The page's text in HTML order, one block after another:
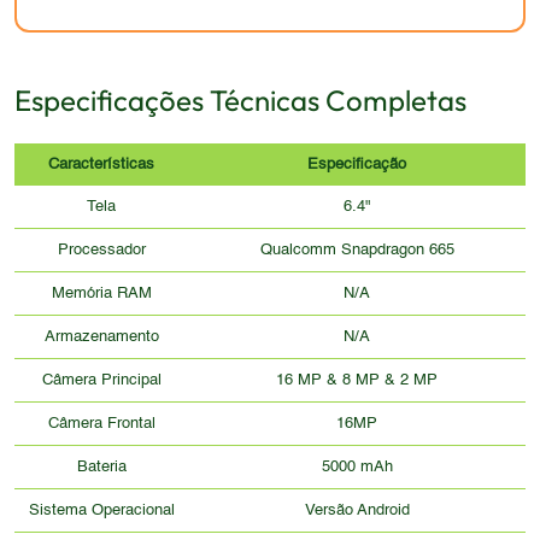
Especificações Técnicas Completas
Características Especificação
Tela 6.4"
Processador Qualcomm Snapdragon 665
Memória RAM N/A
Armazenamento N/A
Câmera Principal 16 MP & 8 MP & 2 MP
Câmera Frontal 16MP
Bateria 5000 mAh
Sistema Operacional Versão Android